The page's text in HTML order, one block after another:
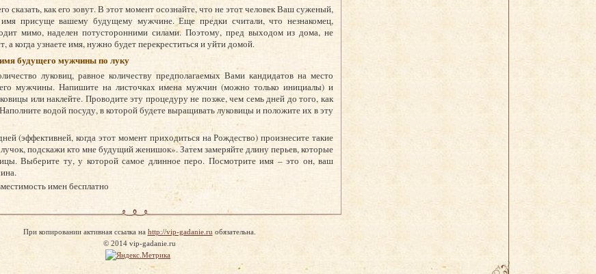
сказать, как его зовут. В этот момент осознайте, что не этот человек Ваш суженый,
присуще вашему будущему мужчине. Еще предки считали, что незнакомец,
мимо, наделен потусторонними силами. Поэтому, пред выходом из дома, не
а когда узнаете имя, нужно будет перекреститься и уйти домой.
будущего мужчины по луку
луковиц, равное количеству предполагаемых Вами кандидатов на место
мужчины. Напишите на листочках имена мужчин (можно только инициалы) и
или наклейте. Проводите эту процедуру не позже, чем семь дней до того, как
водой посуду, в которой будете выращивать луковицы и положите их в эту
(эффективней, когда этот момент приходиться на Рождество) произнесите такие
подскажи кто мне будущий женишок». Затем замеряйте длину перьев, которые
Выберите ту, у которой самое длинное перо. Посмотрите имя – это он, ваш
имен бесплатно
При копировании активная ссылка на http://vip-gadanie.ru обязательна.
© 2014 vip-gadanie.ru